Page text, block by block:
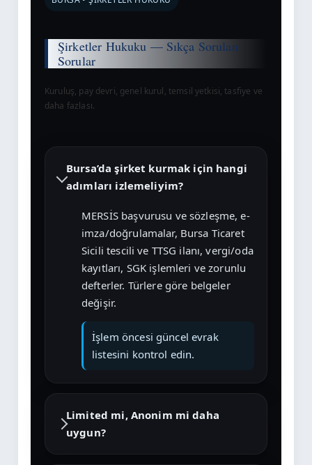
Şirketler Hukuku — Sıkça Sorulan
Sorular
Kuruluş, pay devri, genel kurul, temsil yetkisi, tasfiye ve
daha fazlası.
Bursa’da şirket kurmak için hangi
adımları izlemeliyim?
MERSİS başvurusu ve sözleşme, e-
imza/doğrulamalar, Bursa Ticaret
Sicili tescili ve TTSG ilanı, vergi/oda
kayıtları, SGK işlemleri ve zorunlu
defterler. Türlere göre belgeler
değişir.
İşlem öncesi güncel evrak
listesini kontrol edin.
Limited mi, Anonim mi daha
uygun?